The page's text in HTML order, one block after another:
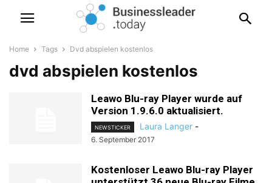
Home Tags Dvd abspielen kostenlos
dvd abspielen kostenlos
Leawo Blu-ray Player wurde auf
Version 1.9.6.0 aktualisiert.
NEWSTICKER Laura Langer -
6. September 2017
Kostenloser Leawo Blu-ray Player